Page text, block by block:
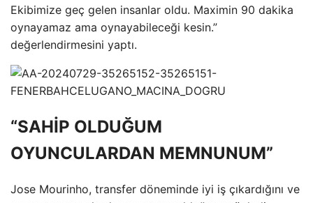
Ekibimize geç gelen insanlar oldu. Maximin 90 dakika
oynayamaz ama oynayabileceği kesin.”
değerlendirmesini yaptı.
“SAHİP OLDUĞUM
OYUNCULARDAN MEMNUNUM”
Jose Mourinho, transfer döneminde iyi iş çıkardığını ve